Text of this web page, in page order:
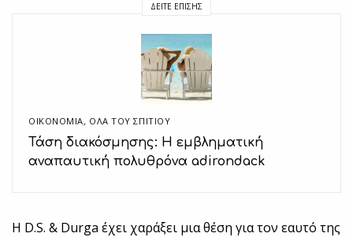
ΔΕΊΤΕ ΕΠΊΣΗΣ
ΟΙΚΟΝΟΜΙΑ, ΌΛΑ ΤΟΥ ΣΠΙΤΙΟΥ
Τάση διακόσμησης: Η εμβληματική
αναπαυτική πολυθρόνα adirondack
Η D.S. & Durga έχει χαράξει μια θέση για τον εαυτό της